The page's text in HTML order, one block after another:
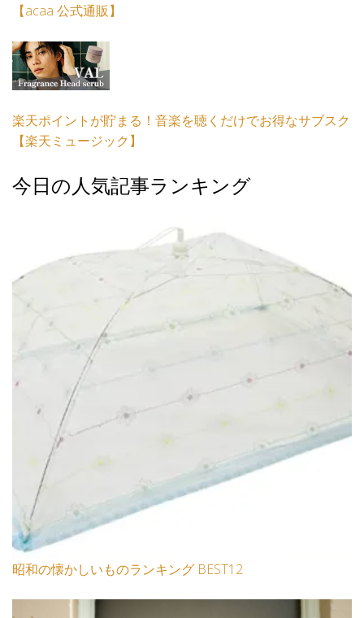
【acaa 公式通販】
楽天ポイントが貯まる！音楽を聴くだけでお得なサブスク
【楽天ミュージック】
今日の人気記事ランキング
昭和の懐かしいものランキング BEST12